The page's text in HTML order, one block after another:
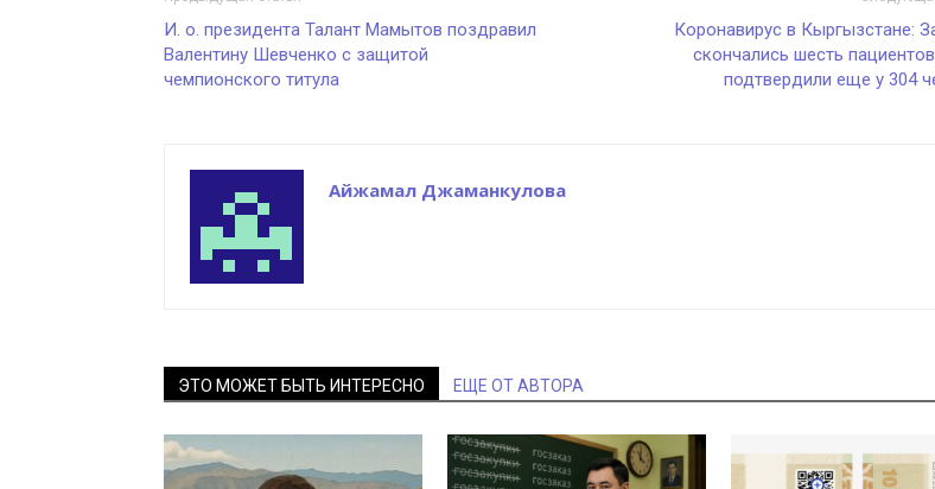
И. о. президента Талант Мамытов поздравил
Валентину Шевченко с защитой
чемпионского титула
Коронавирус в Кыргызстане:
скончались шесть
подтвердили еще у 304
Айжамал Джаманкулова
ЭТО МОЖЕТ БЫТЬ ИНТЕРЕСНО ЕЩЕ ОТ АВТОРА